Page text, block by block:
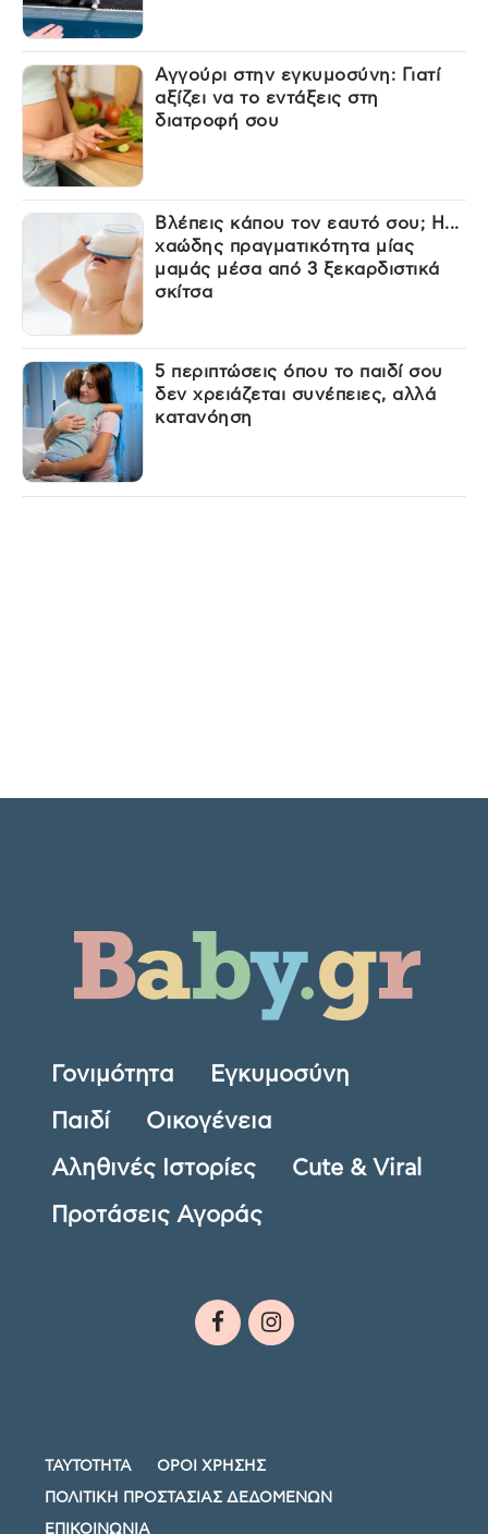
Αγγούρι στην εγκυμοσύνη: Γιατί
αξίζει να το εντάξεις στη
διατροφή σου
Βλέπεις κάπου τον εαυτό σου; Η...
χαώδης πραγματικότητα μίας
μαμάς μέσα από 3 ξεκαρδιστικά
σκίτσα
5 περιπτώσεις όπου το παιδί σου
δεν χρειάζεται συνέπειες, αλλά
κατανόηση
Γονιμότητα Εγκυμοσύνη
Παιδί Οικογένεια
Αληθινές Ιστορίες Cute & Viral
Προτάσεις Αγοράς
ΤΑΥΤΟΤΗΤΑ ΟΡΟΙ ΧΡΗΣΗΣ
ΠΟΛΙΤΙΚΗ ΠΡΟΣΤΑΣΙΑΣ ΔΕΔΟΜΕΝΩΝ
ΕΠΙΚΟΙΝΩΝΙΑ